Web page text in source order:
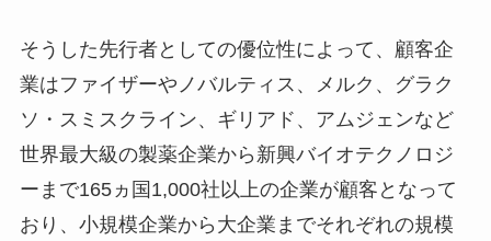
そうした先行者としての優位性によって、顧客企
業はファイザーやノバルティス、メルク、グラク
ソ・スミスクライン、ギリアド、アムジェンなど
世界最大級の製薬企業から新興バイオテクノロジ
ーまで165ヵ国1,000社以上の企業が顧客となって
おり、小規模企業から大企業までそれぞれの規模